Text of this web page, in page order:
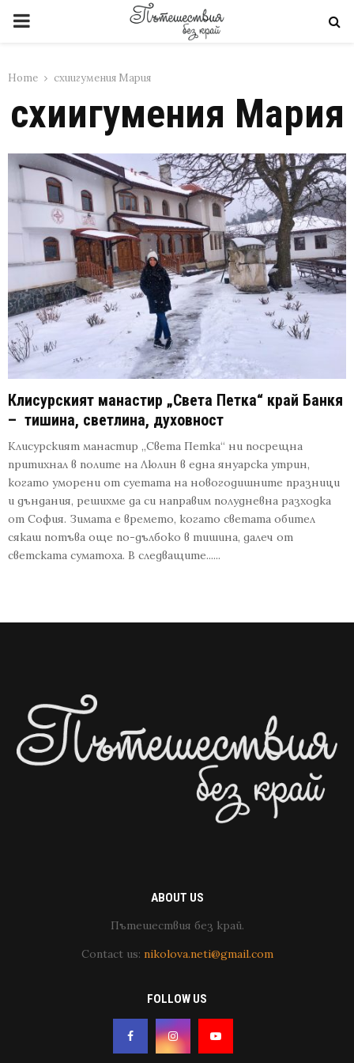
PRIMARY
Home схиигумения Мария
схиигумения Мария
Клисурският манастир „Света Петка“ край Банкя
– тишина, светлина, духовност
Клисурският манастир „Света Петка“ ни посрещна
притихнал в полите на Люлин в една януарска утрин,
когато уморени от суетата на новогодишните празници
и дъндания, решихме да си направим полудневна разходка
от София. Зимата е времето, когато светата обител
сякаш потъва още по-дълбоко в тишина, далеч от
светската суматоха. В следващите......
ABOUT US
Пътешествия без край.
Contact us: nikolova.neti@gmail.com
FOLLOW US